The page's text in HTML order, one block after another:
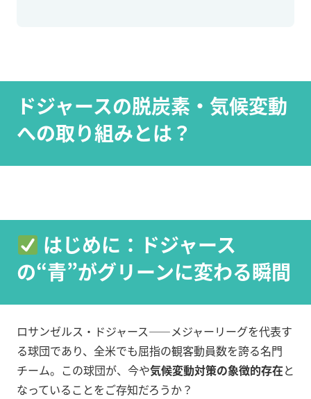
ドジャースの脱炭素・気候変動
への取り組みとは？
はじめに：ドジャース
の“青”がグリーンに変わる瞬間
ロサンゼルス・ドジャース——メジャーリーグを代表す
る球団であり、全米でも屈指の観客動員数を誇る名門
チーム。この球団が、今や気候変動対策の象徴的存在と
なっていることをご存知だろうか？